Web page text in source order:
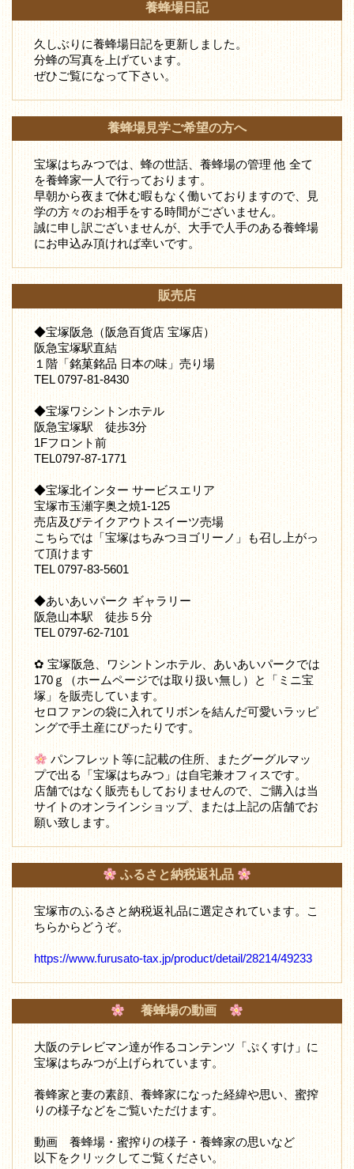
養蜂場日記
久しぶりに養蜂場日記を更新しました。
分蜂の写真を上げています。
ぜひご覧になって下さい。
養蜂場見学ご希望の方へ
宝塚はちみつでは、蜂の世話、養蜂場の管理 他 全て
を養蜂家一人で行っております。
早朝から夜まで休む暇もなく働いておりますので、見
学の方々のお相手をする時間がございません。
誠に申し訳ございませんが、大手で人手のある養蜂場
にお申込み頂ければ幸いです。
販売店
◆宝塚阪急（阪急百貨店 宝塚店）
阪急宝塚駅直結
１階「銘菓銘品 日本の味」売り場
TEL 0797-81-8430
◆宝塚ワシントンホテル
阪急宝塚駅 徒歩3分
1Fフロント前
TEL0797-87-1771
◆宝塚北インター サービスエリア
宝塚市玉瀬字奥之焼1-125
売店及びテイクアウトスイーツ売場
こちらでは「宝塚はちみつヨゴリーノ」も召し上がっ
て頂けます
TEL 0797-83-5601
◆あいあいパーク ギャラリー
阪急山本駅 徒歩５分
TEL 0797-62-7101
✿ 宝塚阪急、ワシントンホテル、あいあいパークでは
170ｇ（ホームページでは取り扱い無し）と「ミニ宝
塚」を販売しています。
セロファンの袋に入れてリボンを結んだ可愛いラッピ
ングで手土産にぴったりです。
パンフレット等に記載の住所、またグーグルマッ
プで出る「宝塚はちみつ」は自宅兼オフィスです。
店舗ではなく販売もしておりませんので、ご購入は当
サイトのオンラインショップ、または上記の店舗でお
願い致します。
ふるさと納税返礼品
宝塚市のふるさと納税返礼品に選定されています。こ
ちらからどうぞ。
https://www.furusato-tax.jp/product/detail/28214/49233
養蜂場の動画
大阪のテレビマン達が作るコンテンツ「ぷくすけ」に
宝塚はちみつが上げられています。
養蜂家と妻の素顔、養蜂家になった経緯や思い、蜜搾
りの様子などをご覧いただけます。
動画 養蜂場・蜜搾りの様子・養蜂家の思いなど
以下をクリックしてご覧ください。